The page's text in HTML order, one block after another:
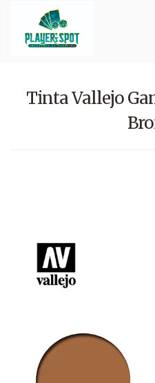
Tinta Vallejo